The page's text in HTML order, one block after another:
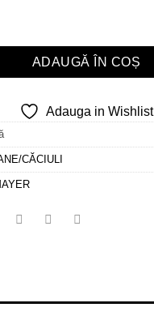
Set
ADAUGĂ ÎN COȘ
Adauga in Wishlist
CĂCIULI